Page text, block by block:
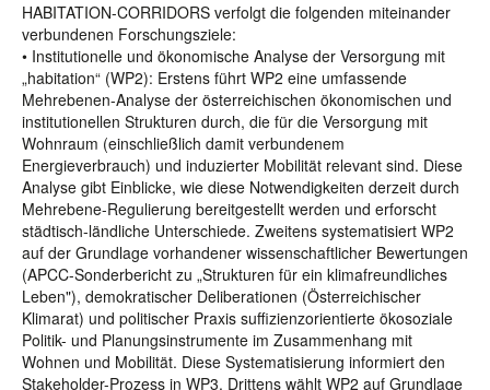
HABITATION-CORRIDORS verfolgt die folgenden miteinander
verbundenen Forschungsziele:
• Institutionelle und ökonomische Analyse der Versorgung mit
„habitation“ (WP2): Erstens führt WP2 eine umfassende
Mehrebenen-Analyse der österreichischen ökonomischen und
institutionellen Strukturen durch, die für die Versorgung mit
Wohnraum (einschließlich damit verbundenem
Energieverbrauch) und induzierter Mobilität relevant sind. Diese
Analyse gibt Einblicke, wie diese Notwendigkeiten derzeit durch
Mehrebene-Regulierung bereitgestellt werden und erforscht
städtisch-ländliche Unterschiede. Zweitens systematisiert WP2
auf der Grundlage vorhandener wissenschaftlicher Bewertungen
(APCC-Sonderbericht zu „Strukturen für ein klimafreundliches
Leben"), demokratischer Deliberationen (Österreichischer
Klimarat) und politischer Praxis suffizienzorientierte ökosoziale
Politik- und Planungsinstrumente im Zusammenhang mit
Wohnen und Mobilität. Diese Systematisierung informiert den
Stakeholder-Prozess in WP3. Drittens wählt WP2 auf Grundlage